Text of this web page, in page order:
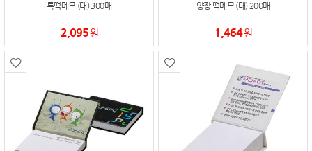
특떡메모 (대) 300매
2,095원
양장 떡메모 (대) 200매
1,464원